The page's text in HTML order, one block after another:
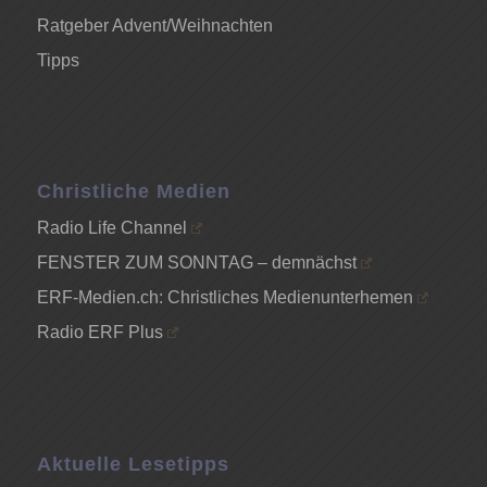
Ratgeber Advent/Weihnachten
Tipps
Christliche Medien
Radio Life Channel
FENSTER ZUM SONNTAG – demnächst
ERF-Medien.ch: Christliches Medienunterhemen
Radio ERF Plus
Aktuelle Lesetipps